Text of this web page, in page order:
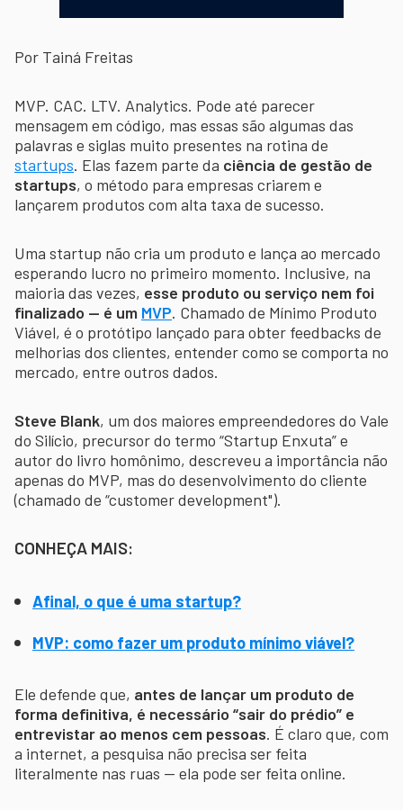
Por Tainá Freitas
MVP. CAC. LTV. Analytics. Pode até parecer
mensagem em código, mas essas são algumas das
palavras e siglas muito presentes na rotina de
startups. Elas fazem parte da ciência de gestão de
startups, o método para empresas criarem e
lançarem produtos com alta taxa de sucesso.
Uma startup não cria um produto e lança ao mercado
esperando lucro no primeiro momento. Inclusive, na
maioria das vezes, esse produto ou serviço nem foi
finalizado — é um MVP. Chamado de Mínimo Produto
Viável, é o protótipo lançado para obter feedbacks de
melhorias dos clientes, entender como se comporta no
mercado, entre outros dados.
Steve Blank, um dos maiores empreendedores do Vale
do Silício, precursor do termo “Startup Enxuta” e
autor do livro homônimo, descreveu a importância não
apenas do MVP, mas do desenvolvimento do cliente
(chamado de “customer development").
CONHEÇA MAIS:
Afinal, o que é uma startup?
MVP: como fazer um produto mínimo viável?
Ele defende que, antes de lançar um produto de
forma definitiva, é necessário “sair do prédio” e
entrevistar ao menos cem pessoas. É claro que, com
a internet, a pesquisa não precisa ser feita
literalmente nas ruas — ela pode ser feita online.